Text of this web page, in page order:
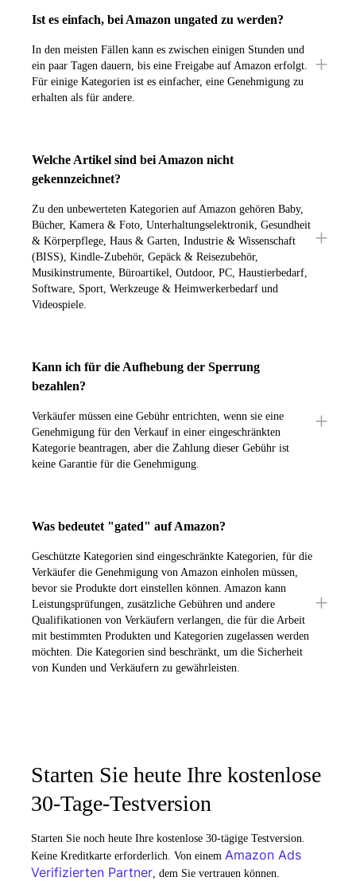
Ist es einfach, bei Amazon ungated zu werden?
In den meisten Fällen kann es zwischen einigen Stunden und
ein paar Tagen dauern, bis eine Freigabe auf Amazon erfolgt.
Für einige Kategorien ist es einfacher, eine Genehmigung zu
erhalten als für andere.
Welche Artikel sind bei Amazon nicht
gekennzeichnet?
Zu den unbewerteten Kategorien auf Amazon gehören Baby,
Bücher, Kamera & Foto, Unterhaltungselektronik, Gesundheit
& Körperpflege, Haus & Garten, Industrie & Wissenschaft
(BISS), Kindle-Zubehör, Gepäck & Reisezubehör,
Musikinstrumente, Büroartikel, Outdoor, PC, Haustierbedarf,
Software, Sport, Werkzeuge & Heimwerkerbedarf und
Videospiele.
Kann ich für die Aufhebung der Sperrung
bezahlen?
Verkäufer müssen eine Gebühr entrichten, wenn sie eine
Genehmigung für den Verkauf in einer eingeschränkten
Kategorie beantragen, aber die Zahlung dieser Gebühr ist
keine Garantie für die Genehmigung.
Was bedeutet "gated" auf Amazon?
Geschützte Kategorien sind eingeschränkte Kategorien, für die
Verkäufer die Genehmigung von Amazon einholen müssen,
bevor sie Produkte dort einstellen können. Amazon kann
Leistungsprüfungen, zusätzliche Gebühren und andere
Qualifikationen von Verkäufern verlangen, die für die Arbeit
mit bestimmten Produkten und Kategorien zugelassen werden
möchten. Die Kategorien sind beschränkt, um die Sicherheit
von Kunden und Verkäufern zu gewährleisten.
Starten Sie heute Ihre kostenlose
30-Tage-Testversion
Starten Sie noch heute Ihre kostenlose 30-tägige Testversion.
Keine Kreditkarte erforderlich. Von einem Amazon Ads
Verifizierten Partner , dem Sie vertrauen können.